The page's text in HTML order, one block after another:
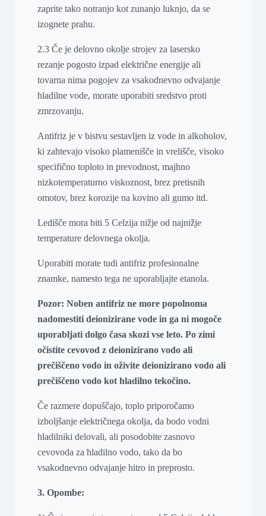
zaprite tako notranjo kot zunanjo luknjo, da se
izognete prahu.
2.3 Če je delovno okolje strojev za lasersko
rezanje pogosto izpad električne energije ali
tovarna nima pogojev za vsakodnevno odvajanje
hladilne vode, morate uporabiti sredstvo proti
zmrzovanju.
Antifriz je v bistvu sestavljen iz vode in alkoholov,
ki zahtevajo visoko plamenišče in vrelišče, visoko
specifično toploto in prevodnost, majhno
nizkotemperaturno viskoznost, brez pretisnih
omotov, brez korozije na kovino ali gumo itd.
Ledišče mora biti 5 Celzija nižje od najnižje
temperature delovnega okolja.
Uporabiti morate tudi antifriz profesionalne
znamke, namesto tega ne uporabljajte etanola.
Pozor: Noben antifriz ne more popolnoma
nadomestiti deionizirane vode in ga ni mogoče
uporabljati dolgo časa skozi vse leto. Po zimi
očistite cevovod z deionizirano vodo ali
prečiščeno vodo in oživite deionizirano vodo ali
prečiščeno vodo kot hladilno tekočino.
Če razmere dopuščajo, toplo priporočamo
izboljšanje električnega okolja, da bodo vodni
hladilniki delovali, ali posodobite zasnovo
cevovoda za hladilno vodo, tako da bo
vsakodnevno odvajanje hitro in preprosto.
3. Opombe: